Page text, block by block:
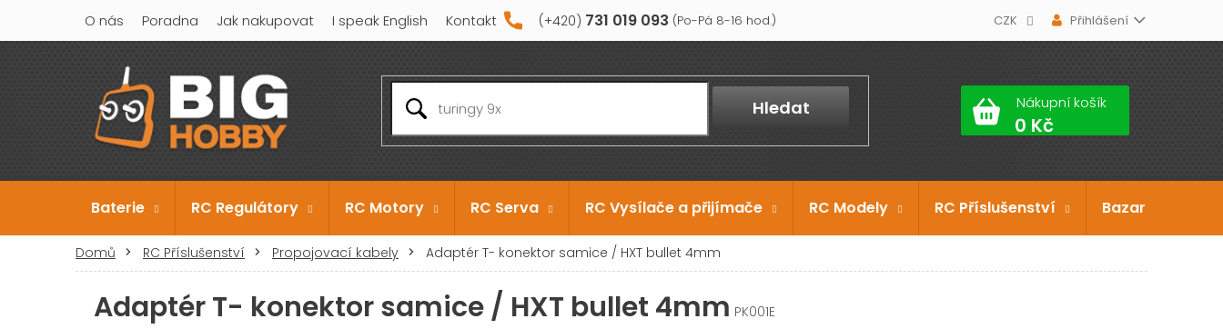
obsah
731 019 093
O nás Poradna Jak nakupovat I speak English Kontakt CZK Přihlášení
Hledat Nákupní košík
Baterie RC Regulátory RC Motory RC Serva RC Vysílače a přijímače RC Modely RC Příslušenství Bazar
Domů RC Příslušenství Propojovací kabely Adaptér T- konektor samice / HXT bullet 4mm
Adaptér T- konektor samice / HXT bullet 4mm PK001E